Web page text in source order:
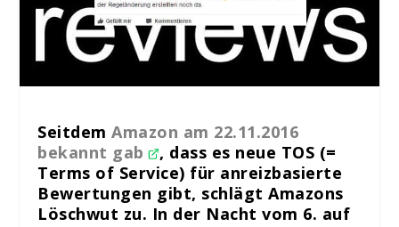
SeitdemAmazon am 22.11.2016
bekannt gab , dass es neue TOS (=
Terms of Service) für anreizbasierte
Bewertungen gibt, schlägt Amazons
Löschwut zu. In der Nacht vom 6. auf